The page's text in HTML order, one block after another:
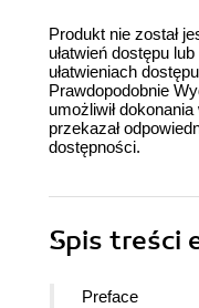
Produkt nie został
ułatwień dostępu
ułatwieniach
Prawdopodobnie
umożliwił
przekazał
dostępności.
Spis treści
Preface